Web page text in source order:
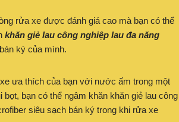
rửa xe được đánh giá cao mà bạn có thể
khăn giẻ lau công nghiệp lau đa năng
bán ký của mình.
ưa thích của bạn với nước ấm trong một
bạn có thể ngâm khăn khăn giẻ lau công
siêu sạch bán ký trong khi rửa xe